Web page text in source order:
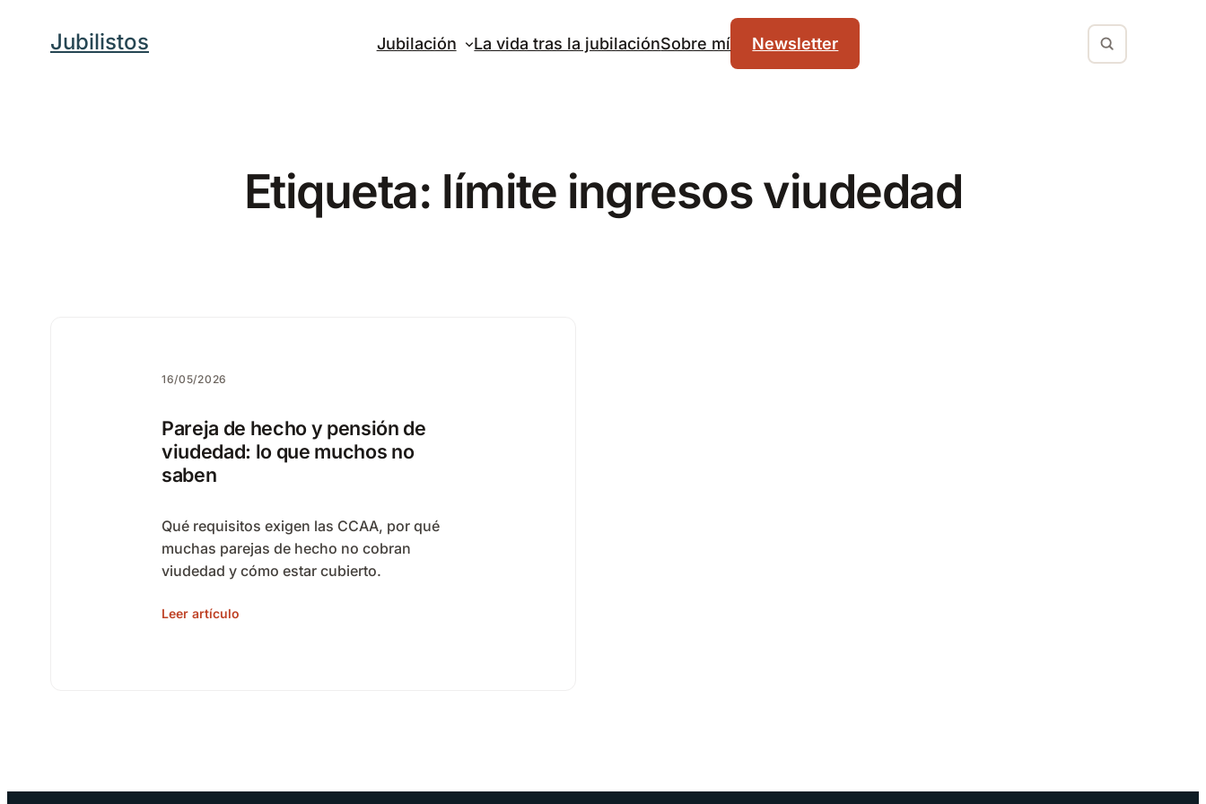
Jubilistos Jubilación La vida tras la jubilaciónSobre mí Newsletter
Etiqueta: límite ingresos viudedad
16/05/2026
Pareja de hecho y pensión de
viudedad: lo que muchos no
saben
Qué requisitos exigen las CCAA, por qué
muchas parejas de hecho no cobran
viudedad y cómo estar cubierto.
Leer artículo